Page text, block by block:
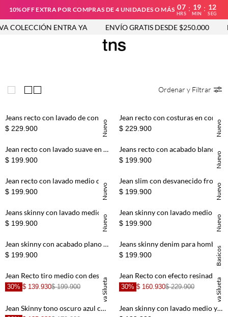
10%OFF EXTRA POR COMPRAS DE 4 UNIDADES O MÁS 07
HRS
: 19
MIN
: 12
SEG
COLECCIÓN ENTRA YA ENVÍO GRATIS DESDE $250.000
Ordenar y Filtrar
Nuevo
+
Jeans recto con lavado de contraste en denim para hombre
$ 229.900 Nuevo
+
Jean recto con costuras en contraste en denim para hombre
$ 229.900
+
Jean recto con lavado suave en algodón azul claro para hombre
$ 199.900 Nuevo
+
Jeans recto con acabado blanco liso en algodón blanco para hombre
$ 199.900
Nuevo
+
Jean recto con lavado medio desvanecido de algodón azul para hombre
$ 199.900 Nuevo
+
Jean slim con desvanecido frontal en denim para hombre
$ 199.900
Nuevo
Jeans skinny con lavado medio y desgastes frontales en denim para hombre
$ 199.900 Nuevo
Jean skinny con lavado medio degradé en algodón azul para hombre
$ 199.900
Jean skinny con acabado plano en algodón índigo oscuro para hombre
$ 199.900 Basicos
Jeans skinny denim para hombre
$ 199.900
Nueva Silueta
Jean Recto tiro medio con desgastes azul para hombre
30% $ 139.930$ 199.900 Nueva Silueta
Jean Recto con efecto resinado azul para hombre
30% $ 160.930$ 229.900
Jean Skinny tono oscuro azul con caída natural para hombre Jean skinny con lavado medio y desgaste suave en denim azul para hombre